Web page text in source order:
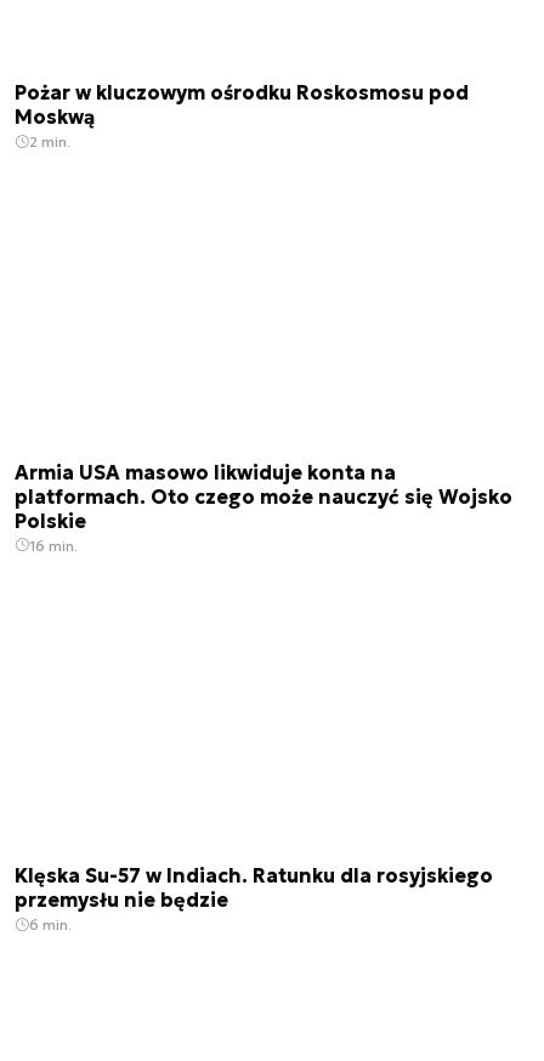
Pożar w kluczowym ośrodku Roskosmosu pod
Moskwą
2 min.
Armia USA masowo likwiduje konta na
platformach. Oto czego może nauczyć się Wojsko
Polskie
16 min.
Klęska Su-57 w Indiach. Ratunku dla rosyjskiego
przemysłu nie będzie
6 min.